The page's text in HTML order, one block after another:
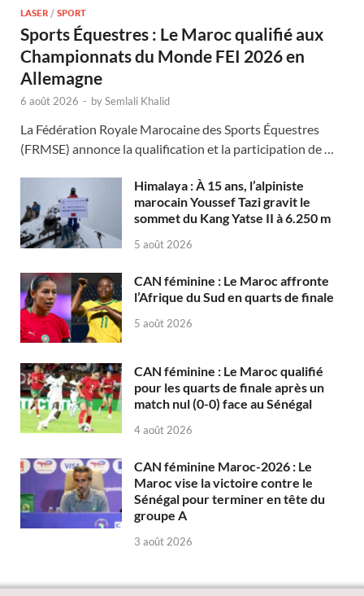
LASER / SPORT
Sports Équestres : Le Maroc qualifié aux
Championnats du Monde FEI 2026 en
Allemagne
6 août 2026 - bySemlali Khalid
La Fédération Royale Marocaine des Sports Équestres
(FRMSE) annonce la qualification et la participation de …
Himalaya : À 15 ans, l’alpiniste
marocain Youssef Tazi gravit le
sommet du Kang Yatse II à 6.250 m
5 août 2026
CAN féminine : Le Maroc affronte
l’Afrique du Sud en quarts de finale
5 août 2026
CAN féminine : Le Maroc qualifié
pour les quarts de finale après un
match nul (0-0) face au Sénégal
4 août 2026
CAN féminine Maroc-2026 : Le
Maroc vise la victoire contre le
Sénégal pour terminer en tête du
groupe A
3 août 2026